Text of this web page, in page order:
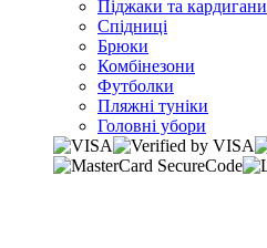
Піджаки та кардигани
Спідниці
Брюки
Комбінезони
Футболки
Пляжні туніки
Головні убори